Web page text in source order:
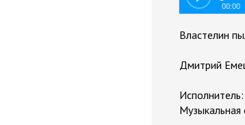
00:00
Властелин
Дмитрий
Музыкальная